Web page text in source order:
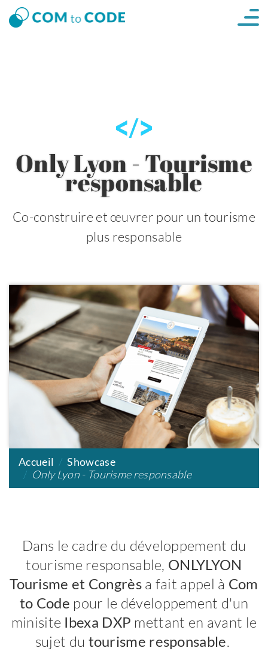
Only Lyon - Tourisme
responsable
Co-construire et œuvrer pour un tourisme
plus responsable
Accueil
Showcase
Only Lyon - Tourisme responsable
Dans le cadre du développement du
tourisme responsable, ONLYLYON
Tourisme et Congrèsa fait appel à Com
to Code pour le développement d'un
minisite Ibexa DXP mettant en avant le
sujet du tourisme responsable.